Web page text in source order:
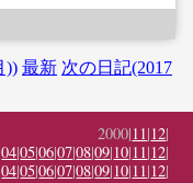
)) 最新 次の日記(2017
2000|11|12|
|04|05|06|07|08|09|10|11|12|
|04|05|06|07|08|09|10|11|12|